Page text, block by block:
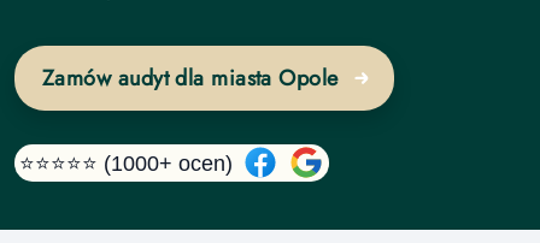
Zamów audyt dla miasta Opole
⭐⭐⭐⭐⭐ (1000+ ocen)